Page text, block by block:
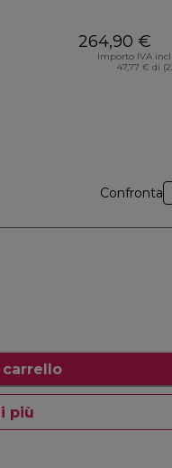
264,90 €
Importo IVA
47,77 € di
Confronta
più